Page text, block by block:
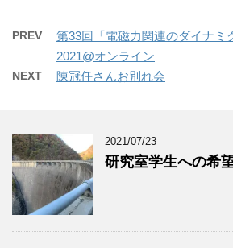
PREV
第33回「電磁力関連のダイナミ
2021@オンライン
NEXT 陳冠任さんお別れ会
2021/07/23
研究室学生への希